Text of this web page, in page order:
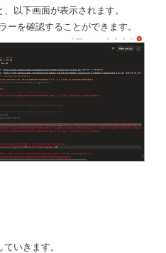
以下画面が表示されます。
ーを確認することができます。
いきます。